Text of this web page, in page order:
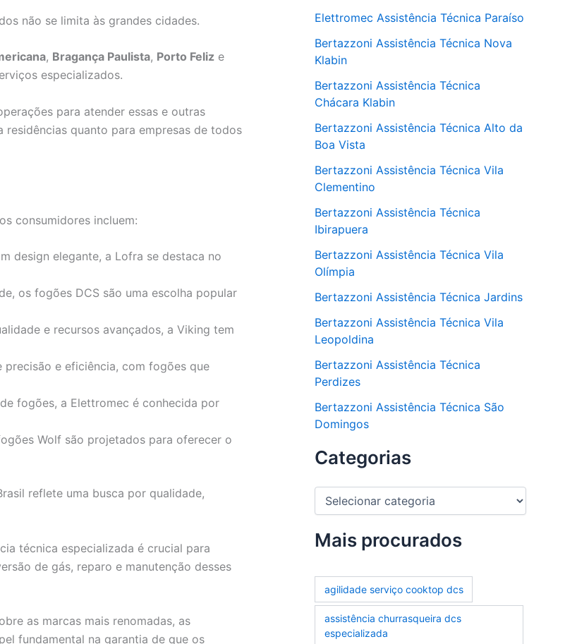
não se limita às grandes cidades.
, Bragança Paulista, Porto Feliz e
especializados.
para atender essas e outras
quanto para empresas de todos
consumidores incluem:
design elegante, a Lofra se destaca no
os fogões DCS são uma escolha popular
e recursos avançados, a Viking tem
precisão e eficiência, com fogões que
fogões, a Elettromec é conhecida por
Wolf são projetados para oferecer o
reflete uma busca por qualidade,
técnica especializada é crucial para
de gás, reparo e manutenção desses
as marcas mais renomadas, as
fundamental na garantia de que os
Elettromec Assistência Técnica Paraíso
Bertazzoni Assistência Técnica Nova
Klabin
Bertazzoni Assistência Técnica
Chácara Klabin
Bertazzoni Assistência Técnica Alto da
Boa Vista
Bertazzoni Assistência Técnica Vila
Clementino
Bertazzoni Assistência Técnica
Ibirapuera
Bertazzoni Assistência Técnica Vila
Olímpia
Bertazzoni Assistência Técnica Jardins
Bertazzoni Assistência Técnica Vila
Leopoldina
Bertazzoni Assistência Técnica
Perdizes
Bertazzoni Assistência Técnica São
Domingos
Categorias
C
e
g
r
a
Mais procurados
agilidade serviço cooktop dcs
assistência churrasqueira dcs
especializada